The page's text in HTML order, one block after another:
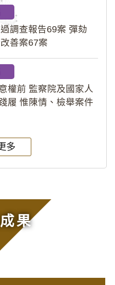
調查報告69案 彈劾
善案67案
權前 監察院及國家人
履 惟陳情、檢舉案件
多
果